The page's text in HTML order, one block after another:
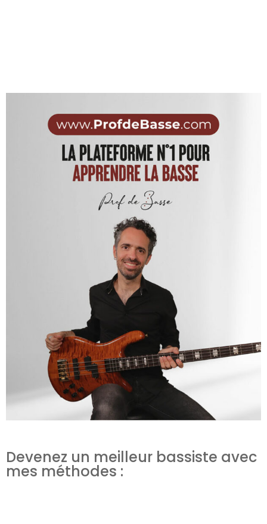
Devenez un meilleur bassiste avec
mes méthodes :